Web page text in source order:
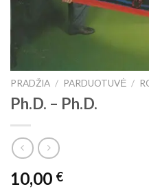
PRADŽIA / PARDUOTUVĖ /
Ph.D. – Ph.D.
10,00 €